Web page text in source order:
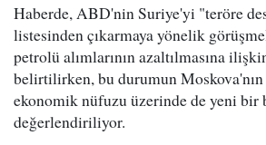
Haberde, ABD'nin Suriye'yi "teröre
listesinden çıkarmaya yönelik
petrolü alımlarının azaltılmasına
belirtilirken, bu durumun
ekonomik nüfuzu üzerinde de yeni bir
değerlendiriliyor.